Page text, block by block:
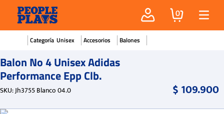
0
Unisex Accesorios Balones
Balon No 4 Unisex Adidas
Performance Epp Clb.
SKU:Jh3755 Blanco 04.0 $109.900